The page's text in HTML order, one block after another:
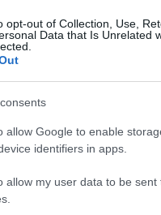
opt-out of Collection, Use,
Data that Is Unrelated
allow Google to enable
identifiers in apps.
allow my user data to be